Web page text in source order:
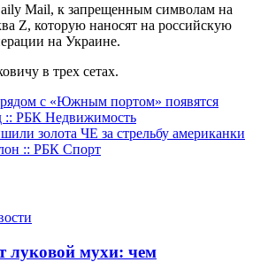
Mail, к запрещенным символам на
Z, которую наносят на российскую
на Украине.
в трех сетах.
с «Южным портом» появятся
:: РБК Недвижимость
золота ЧЕ за стрельбу американки
:: РБК Спорт
луковой мухи: чем